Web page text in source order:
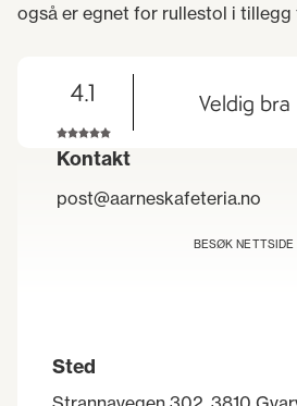
også er egnet for rullestol i
4.1 Veldig bra
Kontakt
post@aarneskafeteria.no
BESØK NETTSIDE
Sted